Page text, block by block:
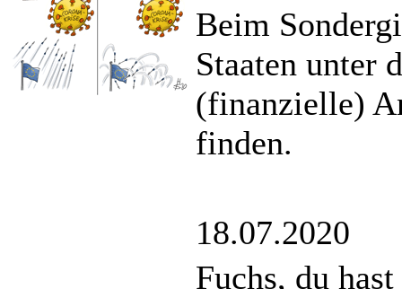
Beim
Staaten unter
(finanzielle)
finden.
18.07.2020
Fuchs, du